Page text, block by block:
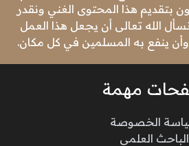
بتقديم هذا المحتوى الغني ونقدر
الله تعالى أن يجعل هذا العمل
وأن ينفع به المسلمين في كل مكان.
مهمة
الخصوصة
الباحث العلمي